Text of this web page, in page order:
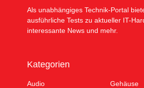
Als unabhängiges Technik-Portal
ausführliche Tests zu aktueller IT-
interessante News und mehr.
Kategorien
Audio Gehäuse